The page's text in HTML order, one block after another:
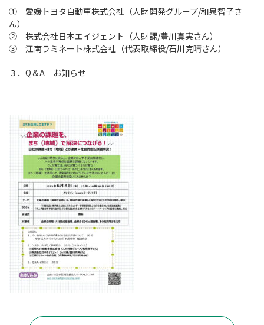
① 愛媛トヨタ自動車株式会社（人財開発グループ/和泉智子さ
ん）
② 株式会社日本エイジェント（人財課/豊川真実さん）
③ 江南ラミネート株式会社（代表取締役/石川克晴さん）
３．Q＆A お知らせ